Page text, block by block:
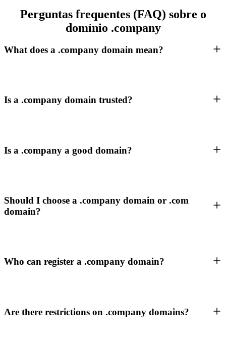
Perguntas frequentes (FAQ) sobre o
domínio .company
What does a .company domain mean?
Is a .company domain trusted?
Is a .company a good domain?
Should I choose a .company domain or .com
domain?
Who can register a .company domain?
Are there restrictions on .company domains?